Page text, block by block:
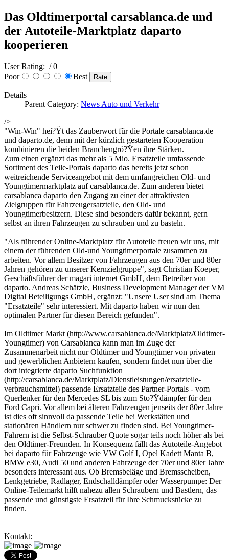
Das Oldtimerportal carsablanca.de und
der Autoteile-Marktplatz daparto
kooperieren
User Rating: / 0
Poor
Best
Details
Parent Category: News Auto und Verkehr
/>
"Win-Win" hei?Ÿt das Zauberwort für die Portale carsablanca.de
und daparto.de, denn mit der kürzlich gestarteten Kooperation
kombinieren die beiden Branchengrö?Ÿen ihre Stärken.
Zum einen ergänzt das mehr als 5 Mio. Ersatzteile umfassende
Sortiment des Teile-Portals daparto das bereits jetzt schon
weitreichende Serviceangebot mit dem umfangreichen Old- und
Youngtimermarktplatz auf carsablanca.de. Zum anderen bietet
carsablanca daparto den Zugang zu einer der attraktivsten
Zielgruppen für Fahrzeugersatzteile, den Old- und
Youngtimerbesitzern. Diese sind besonders dafür bekannt, gern
selbst an ihren Fahrzeugen zu schrauben und zu basteln.
"Als führender Online-Marktplatz für Autoteile freuen wir uns, mit
einem der führenden Old-und Youngtimerportale zusammen zu
arbeiten. Vor allem Besitzer von Fahrzeugen aus den 70er und 80er
Jahren gehören zu unserer Kernzielgruppe", sagt Christian Koeper,
Geschäftsführer der magari internet GmbH, dem Betreiber von
daparto. Andreas Schätzle, Business Development Manager der VM
Digital Beteiligungs GmbH, ergänzt: "Unsere User sind am Thema
"Ersatzteile" sehr interessiert. Mit daparto haben wir nun den
optimalen Partner für diesen Bereich gefunden".
Im Oldtimer Markt (http://www.carsablanca.de/Marktplatz/Oldtimer-
Youngtimer) von Carsablanca kann man im Zuge der
Zusammenarbeit nicht nur Oldtimer und Youngtimer von privaten
und gewerblichen Anbietern kaufen, sondern findet nun über die
dort integrierte daparto Suchfunktion
(http://carsablanca.de/Marktplatz/Dienstleistungen/ersatzteile-
verbrauchsmittel) passende Ersatzteile des Partner-Portals - vom
Querlenker für den Mercedes SL bis zum Sto?Ÿdämpfer für den
Ford Capri. Vor allem bei älteren Fahrzeugen jenseits der 80er Jahre
ist dies oft sinnvoll da passende Teile bei Werkstätten und
stationären Händlern nur schwer zu finden sind. Bei Youngtimer-
Fahrern ist die Selbst-Schrauber Quote sogar teils noch höher als bei
den Oldtimer-Freunden. In Konsequenz fällt das Autoteile-Angebot
bei daparto für Fahrzeuge wie VW Golf I, Opel Kadett Manta B,
BMW e30, Audi 50 und anderen Fahrzeuge der 70er und 80er Jahre
besonders interessant aus. Ob Bremsbeläge und Bremsscheiben,
Lenkgetriebe, Radlager, Endschalldämpfer oder Wasserpumpe: Der
Online-Teilemarkt hilft nahezu allen Schraubern und Bastlern, das
passende und günstigste Ersatzteil für Ihre Schmuckstücke zu
finden.
Kontakt: